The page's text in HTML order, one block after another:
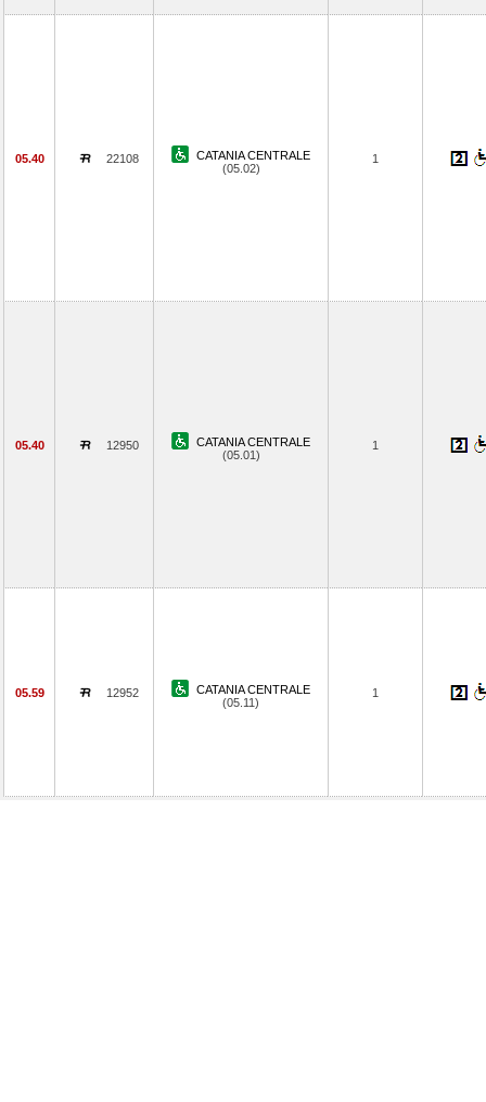
05.40 22108
CATANIA CENTRALE
(05.02)
1
05.40 12950
CATANIA CENTRALE
(05.01)
1
05.59 12952
CATANIA CENTRALE
(05.11)
1